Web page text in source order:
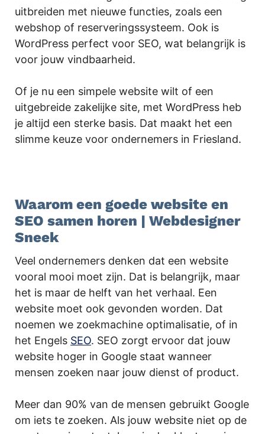
uitbreiden met nieuwe functies, zoals een
webshop of reserveringssysteem. Ook is
WordPress perfect voor SEO, wat belangrijk is
voor jouw vindbaarheid.
Of je nu een simpele website wilt of een
uitgebreide zakelijke site, met WordPress heb
je altijd een sterke basis. Dat maakt het een
slimme keuze voor ondernemers in Friesland.
Waarom een goede website en
SEO samen horen | Webdesigner
Sneek
Veel ondernemers denken dat een website
vooral mooi moet zijn. Dat is belangrijk, maar
het is maar de helft van het verhaal. Een
website moet ook gevonden worden. Dat
noemen we zoekmachine optimalisatie, of in
het Engels SEO. SEO zorgt ervoor dat jouw
website hoger in Google staat wanneer
mensen zoeken naar jouw dienst of product.
Meer dan 90% van de mensen gebruikt Google
om iets te zoeken. Als jouw website niet op de